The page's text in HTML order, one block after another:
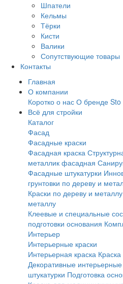
Шпатели
Кельмы
Тёрки
Кисти
Валики
Сопутствующие товары
Контакты
Главная
О компании
Коротко о нас О бренде Sto
Всё для стройки
Каталог
Фасад
Фасадные краски
Фасадная краска
металлик фасадная
Фасадные штукатурки
грунтовки по дереву и
Краски по дереву и металлу
металлу
Клеевые и специальные
подготовки основания
Интерьер
Интерьерные краски
Интерьерная краска
Декоративные
штукатурки Подготовка